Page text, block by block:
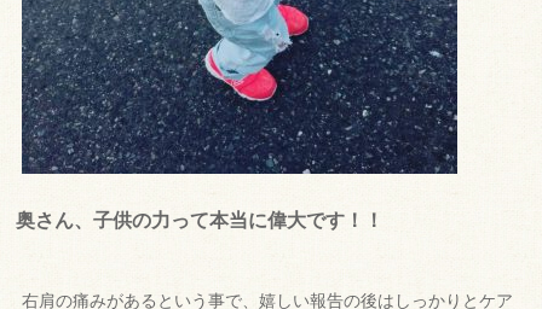
奥さん、子供の力って本当に偉大です！！
右肩の痛みがあるという事で、嬉しい報告の後はしっかりとケア